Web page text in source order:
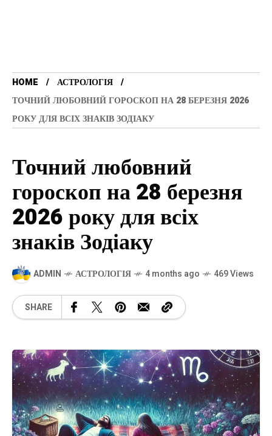
HOME
АСТРОЛОГІЯ
ТОЧНИЙ ЛЮБОВНИЙ ГОРОСКОП НА 28 БЕРЕЗНЯ 2026
РОКУ ДЛЯ ВСІХ ЗНАКІВ ЗОДІАКУ
Точний любовний
гороскоп на 28 березня
2026 року для всіх
знаків Зодіаку
ADMIN АСТРОЛОГІЯ 4 months ago 469 Views
SHARE